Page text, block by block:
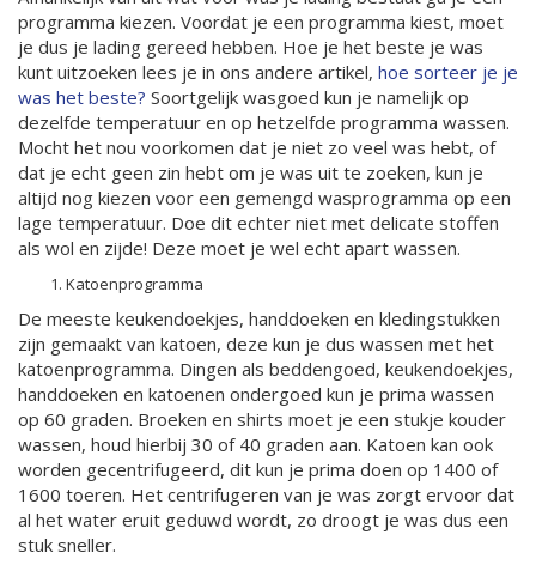
programma kiezen. Voordat je een programma kiest, moet
je dus je lading gereed hebben. Hoe je het beste je was
kunt uitzoeken lees je in ons andere artikel, hoe sorteer je je
was het beste? Soortgelijk wasgoed kun je namelijk op
dezelfde temperatuur en op hetzelfde programma wassen.
Mocht het nou voorkomen dat je niet zo veel was hebt, of
dat je echt geen zin hebt om je was uit te zoeken, kun je
altijd nog kiezen voor een gemengd wasprogramma op een
lage temperatuur. Doe dit echter niet met delicate stoffen
als wol en zijde! Deze moet je wel echt apart wassen.
Katoenprogramma
De meeste keukendoekjes, handdoeken en kledingstukken
zijn gemaakt van katoen, deze kun je dus wassen met het
katoenprogramma. Dingen als beddengoed, keukendoekjes,
handdoeken en katoenen ondergoed kun je prima wassen
op 60 graden. Broeken en shirts moet je een stukje kouder
wassen, houd hierbij 30 of 40 graden aan. Katoen kan ook
worden gecentrifugeerd, dit kun je prima doen op 1400 of
1600 toeren. Het centrifugeren van je was zorgt ervoor dat
al het water eruit geduwd wordt, zo droogt je was dus een
stuk sneller.